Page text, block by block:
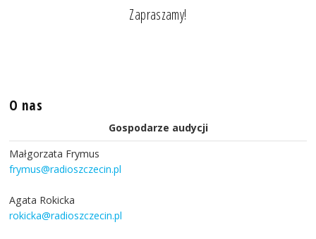
Zapraszamy!
O nas
Gospodarze audycji
Małgorzata Frymus
frymus@radioszczecin.pl
Agata Rokicka
rokicka@radioszczecin.pl